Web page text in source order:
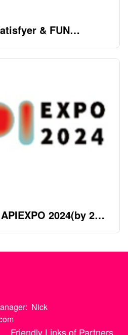
& FUN
Twin Stars
Era in the Industry
2024(by 2nd
Nick
Friendly Links of Partners